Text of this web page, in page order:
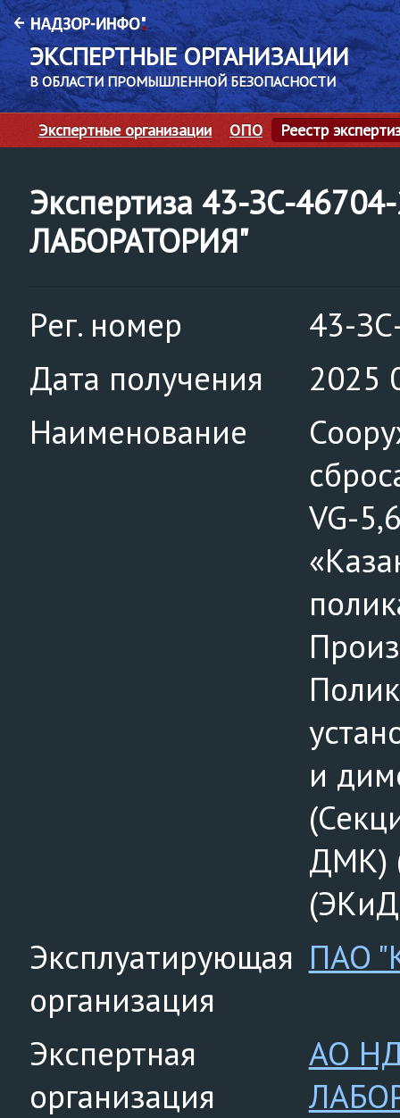
ЭКСПЕРТНЫЕ ОРГАНИЗАЦИИ
В ОБЛАСТИ ПРОМЫШЛЕННОЙ БЕЗОПАСНОСТИ
Экспертные организации ОПО Реестр
Экспертиза 43-ЗС-
ЛАБОРАТОРИЯ"
Рег. номер
43-
Дата получения
2025
Наименование
VG-
и
ДМК)
Эксплуатирующая
организация
ПАО
Экспертная
организация
АО